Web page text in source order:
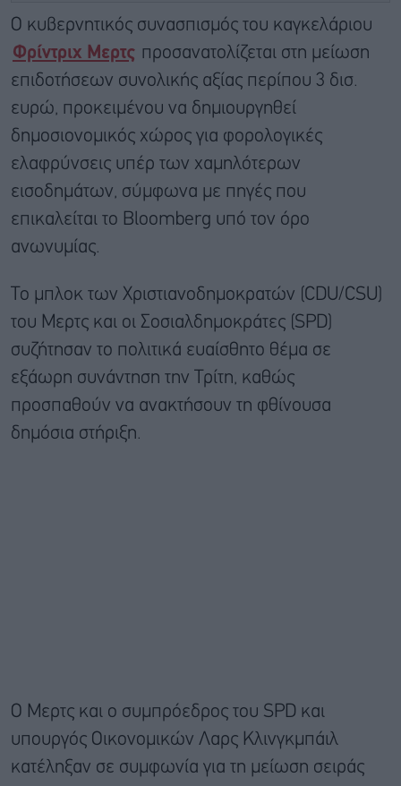
Ο κυβερνητικός συνασπισμός του καγκελάριου
Φρίντριχ Μερτς προσανατολίζεται στη μείωση
επιδοτήσεων συνολικής αξίας περίπου 3 δισ.
ευρώ, προκειμένου να δημιουργηθεί
δημοσιονομικός χώρος για φορολογικές
ελαφρύνσεις υπέρ των χαμηλότερων
εισοδημάτων, σύμφωνα με πηγές που
επικαλείται το Bloomberg υπό τον όρο
ανωνυμίας.
Το μπλοκ των Χριστιανοδημοκρατών (CDU/CSU)
του Μερτς και οι Σοσιαλδημοκράτες (SPD)
συζήτησαν το πολιτικά ευαίσθητο θέμα σε
εξάωρη συνάντηση την Τρίτη, καθώς
προσπαθούν να ανακτήσουν τη φθίνουσα
δημόσια στήριξη.
Ο Μερτς και ο συμπρόεδρος του SPD και
υπουργός Οικονομικών Λαρς Κλινγκμπάιλ
κατέληξαν σε συμφωνία για τη μείωση σειράς